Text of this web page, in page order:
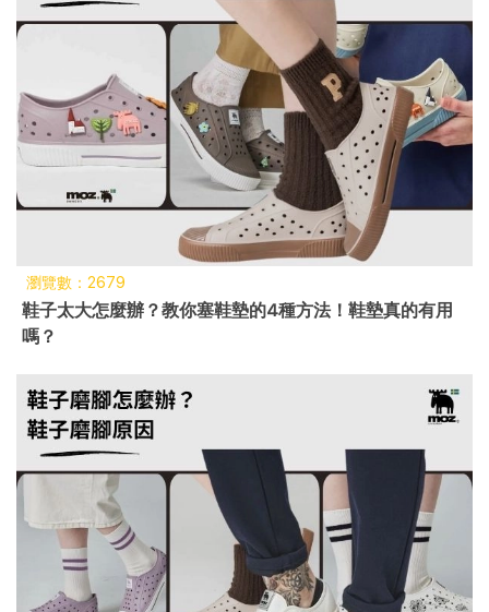
瀏覽數：2679
鞋子太大怎麼辦？教你塞鞋墊的4種方法！鞋墊真的有用
嗎？